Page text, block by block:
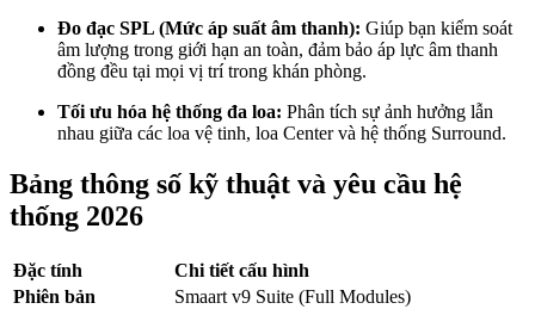
Đo đạc SPL (Mức áp suất âm thanh): Giúp bạn kiểm soát
âm lượng trong giới hạn an toàn, đảm bảo áp lực âm thanh
đồng đều tại mọi vị trí trong khán phòng.
Tối ưu hóa hệ thống đa loa: Phân tích sự ảnh hưởng lẫn
nhau giữa các loa vệ tinh, loa Center và hệ thống Surround.
Bảng thông số kỹ thuật và yêu cầu hệ
thống 2026
Đặc tính
Chi tiết cấu hình
Phiên bản
Smaart v9 Suite (Full Modules)